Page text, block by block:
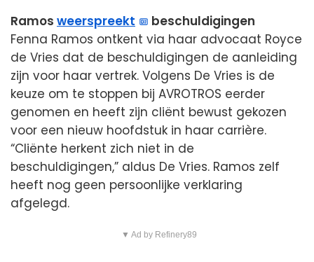
Ramos weerspreekt
beschuldigingen
Fenna Ramos ontkent via haar advocaat Royce
de Vries dat de beschuldigingen de aanleiding
zijn voor haar vertrek. Volgens De Vries is de
keuze om te stoppen bij AVROTROS eerder
genomen en heeft zijn cliënt bewust gekozen
voor een nieuw hoofdstuk in haar carrière.
“Cliënte herkent zich niet in de
beschuldigingen,” aldus De Vries. Ramos zelf
heeft nog geen persoonlijke verklaring
afgelegd.
▼ Ad by Refinery89